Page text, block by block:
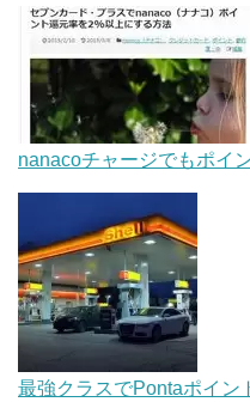
nanacoチャージでもポイ
最強クラスでPontaポイン